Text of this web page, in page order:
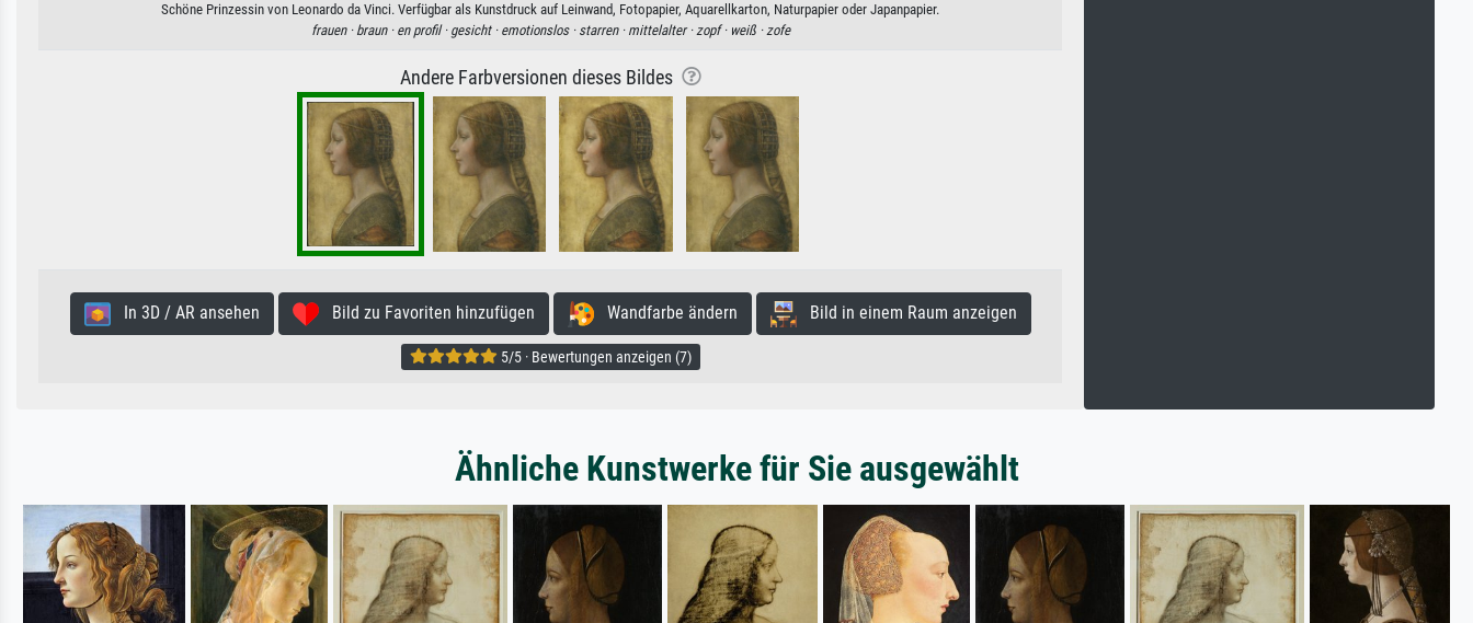
Schöne Prinzessin von Leonardo da Vinci. Verfügbar als Kunstdruck auf Leinwand, Fotopapier, Aquarellkarton, Naturpapier oder Japanpapier.
frauen · braun · en profil · gesicht · emotionslos · starren · mittelalter ·zopf · weiß ·zofe
Andere Farbversionen dieses Bildes
In 3D / AR ansehen Bild zu Favoriten hinzufügen Wandfarbe ändern Bild in einem Raum anzeigen
5/5 · Bewertungen anzeigen (7)
Ähnliche Kunstwerke für Sie ausgewählt